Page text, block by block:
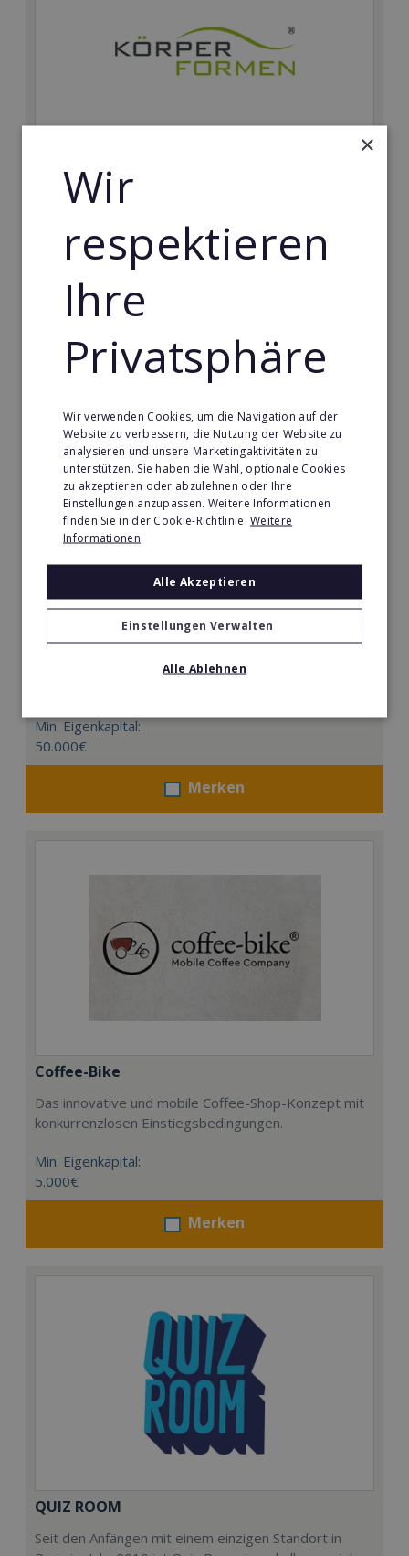
Körperformen EMS
EMS-Equipment. Hier mehr erfahren
Min. Eigenkapital:
5.000€
QUESADILLA
Jetzt Gastgeber im eigenen mexikanischen
Restaurant werden - mit einem erfahrenen Partner
Min. Eigenkapital:
50.000€
Merken
Coffee-Bike
Das innovative und mobile Coffee-Shop-Konzept mit
konkurrenzlosen Einstiegsbedingungen.
Min. Eigenkapital:
5.000€
Merken
QUIZ ROOM
Seit den Anfängen mit einem einzigen Standort in
×
Wir
respektieren
Ihre
Privatsphäre
Wir verwenden Cookies, um die Navigation auf der
Website zu verbessern, die Nutzung der Website zu
analysieren und unsere Marketingaktivitäten zu
unterstützen. Sie haben die Wahl, optionale Cookies
zu akzeptieren oder abzulehnen oder Ihre
Einstellungen anzupassen. Weitere Informationen
finden Sie in der Cookie-Richtlinie.Weitere
Informationen
Alle Akzeptieren
Einstellungen Verwalten
Alle Ablehnen